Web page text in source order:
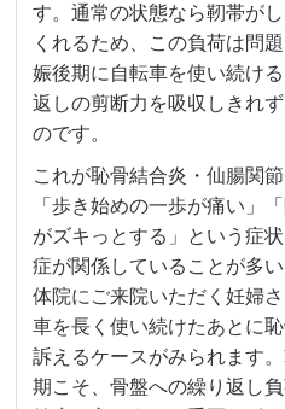
す。通常の状態なら靭帯が
くれるため、この負荷は問
娠後期に自転車を使い続け
返しの剪断力を吸収しきれ
のです。
これが恥骨結合炎・仙腸関
「歩き始めの一歩が痛い」
がズキっとする」という症
症が関係していることが多
体院にご来院いただく妊婦
車を長く使い続けたあとに
訴えるケースがみられます
期こそ、骨盤への繰り返し